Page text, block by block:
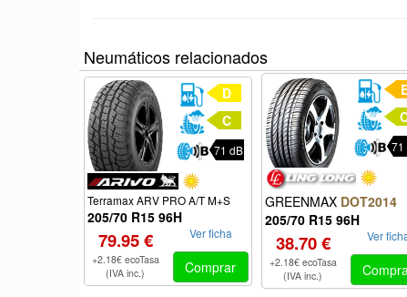
Neumáticos relacionados
D
C
71 dB
Terramax ARV PRO A/T M+S
205/70 R15 96H
79.95 €
+2.18€ ecoTasa
(IVA inc.)
Ver ficha
Comprar
71
GREENMAX DOT2014
205/70 R15 96H
38.70 €
+2.18€ ecoTasa
(IVA inc.)
Ver